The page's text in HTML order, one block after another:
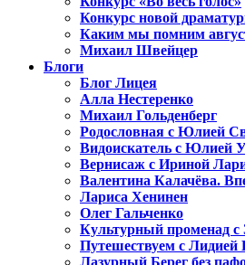
Конкурс новой
Каким мы помним
Михаил Швейцер
Блоги
Блог Лицея
Алла Нестеренко
Михаил Гольденберг
Родословная с Юлией
Видоискатель с Юлией
Вернисаж с Ириной
Валентина Калачёва.
Лариса Хенинен
Олег Гальченко
Культурный променад с
Путешествуем с Лидией